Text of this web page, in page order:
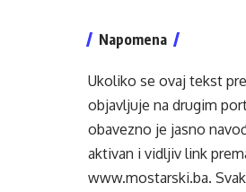
Napomena
Ukoliko se ovaj tekst
objavljuje na drugim
obavezno je jasno
aktivan i vidljiv link
www.mostarski.ba.